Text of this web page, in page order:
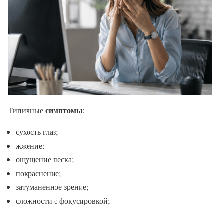
Типичныесимптомы:
сухость глаз;
жжение;
ощущение песка;
покраснение;
затуманенное зрение;
сложности с фокусировкой;